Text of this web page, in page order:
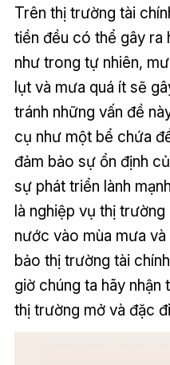
Trên thị trường tài
tiền đều có thể gây ra
như trong tự nhiên,
lụt và mưa quá ít sẽ
tránh những vấn đề
cụ như một bể chứa
đảm bảo sự ổn định
sự phát triển lành
là nghiệp vụ thị
nước vào mùa mưa
bảo thị trường tài
giờ chúng ta hãy
thị trường mở và đặc